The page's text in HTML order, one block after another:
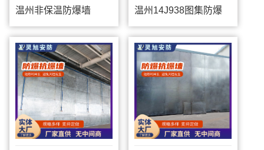
温州非保温防爆墙 温州14J938图集防爆
墙